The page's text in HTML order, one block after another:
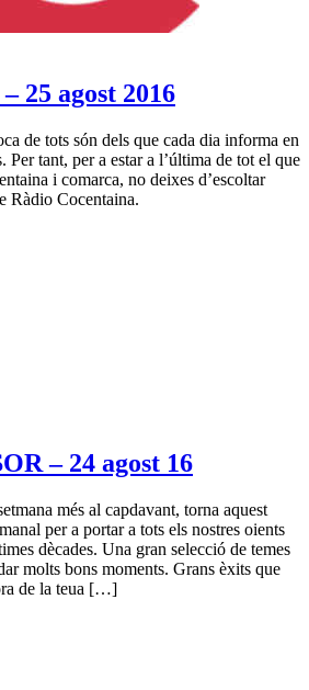
25 agost 2016
de tots són dels que cada dia informa en
Per tant, per a estar a l’última de tot el que
i comarca, no deixes d’escoltar
Ràdio Cocentaina.
– 24 agost 16
més al capdavant, torna aquest
per a portar a tots els nostres oients
dècades. Una gran selecció de temes
molts bons moments. Grans èxits que
de la teua […]